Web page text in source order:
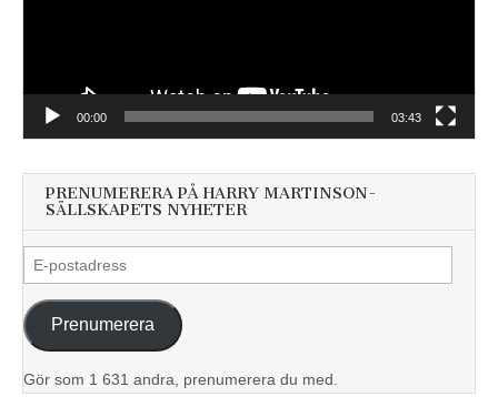
00:00 03:43
PRENUMERERA PÅ HARRY MARTINSON-
SÄLLSKAPETS NYHETER
E-
postadress
Prenumerera
Gör som 1 631 andra, prenumerera du med.